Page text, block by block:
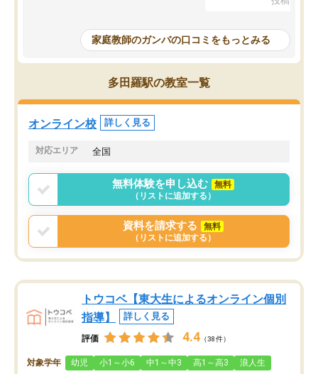
めて1年ほどだった今では平均点以上の
科目が増えてきました！あと1年受験ま
であるので無料の週末教室を使用しな
がら頑張って欲しいと思います！
指導が無い日も予定表
問できるのでとても助か
家庭教師のガンバの口コミをもっとみる
多田羅駅の教室一覧
オンライン校 詳しく見る
対応エリア 全国
無料体験を申し込む
無料
（リストに追加する）
資料を請求する
無料
（リストに追加する）
トウコベ【東大生によるオンライン個別
指導】
詳しく見る
評価 4.4 （38件）
対象学年 幼児 小1～小6 中1～中3 高1～高3 浪人生